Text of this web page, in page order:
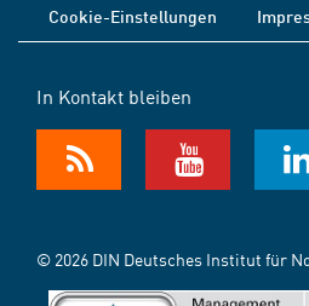
Cookie-Einstellungen
In Kontakt bleiben
© 2026 DIN Deutsches Institut für